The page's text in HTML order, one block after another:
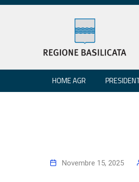
HOME AGR
Novembre 15, 2025